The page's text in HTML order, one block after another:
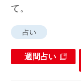
て。
占い
週間占い